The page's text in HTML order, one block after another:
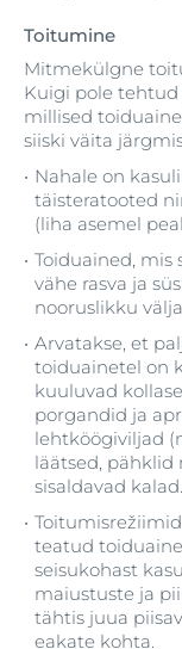
Toitumine
Mitmekülgne
Kuigi pole
millised
siiski väita
Nahale on
täisteratooted
(liha asemel
Toiduained,
vähe rasva ja
nooruslikku
Arvatakse, et
toiduainetel on
kuuluvad
porgandid ja
lehtköögiviljad
läätsed, pähklid
sisaldavad kalad.
teatud
seisukohast
maiustuste ja
tähtis juua
eakate kohta.